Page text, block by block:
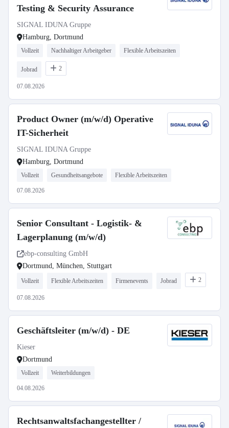
Testing & Security Assurance
SIGNAL IDUNA Gruppe
Hamburg, Dortmund
Vollzeit Nachhaltiger Arbeitgeber Flexible Arbeitszeiten
Jobrad 2
07.08.2026
Product Owner (m/w/d) Operative
IT-Sicherheit
SIGNAL IDUNA Gruppe
Hamburg, Dortmund
Vollzeit Gesundheitsangebote Flexible Arbeitszeiten
07.08.2026
Senior Consultant - Logistik- &
Lagerplanung (m/w/d)
ebp-consulting GmbH
Dortmund, München, Stuttgart
Vollzeit Flexible Arbeitszeiten Firmenevents Jobrad 2
07.08.2026
Geschäftsleiter (m/w/d) - DE
Kieser
Dortmund
Vollzeit Weiterbildungen
04.08.2026
Rechtsanwaltsfachangestellter /